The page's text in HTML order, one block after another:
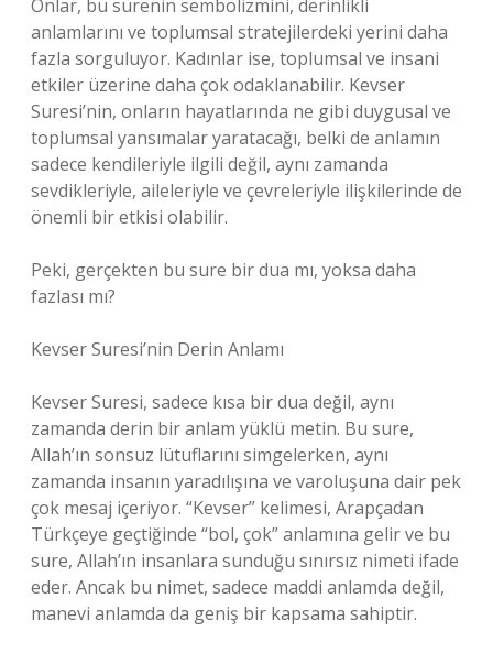
Onlar, bu surenin sembolizmini, derinlikli
anlamlarını ve toplumsal stratejilerdeki yerini daha
fazla sorguluyor. Kadınlar ise, toplumsal ve insani
etkiler üzerine daha çok odaklanabilir. Kevser
Suresi’nin, onların hayatlarında ne gibi duygusal ve
toplumsal yansımalar yaratacağı, belki de anlamın
sadece kendileriyle ilgili değil, aynı zamanda
sevdikleriyle, aileleriyle ve çevreleriyle ilişkilerinde de
önemli bir etkisi olabilir.
Peki, gerçekten bu sure bir dua mı, yoksa daha
fazlası mı?
Kevser Suresi’nin Derin Anlamı
Kevser Suresi, sadece kısa bir dua değil, aynı
zamanda derin bir anlam yüklü metin. Bu sure,
Allah’ın sonsuz lütuflarını simgelerken, aynı
zamanda insanın yaradılışına ve varoluşuna dair pek
çok mesaj içeriyor. “Kevser” kelimesi, Arapçadan
Türkçeye geçtiğinde “bol, çok” anlamına gelir ve bu
sure, Allah’ın insanlara sunduğu sınırsız nimeti ifade
eder. Ancak bu nimet, sadece maddi anlamda değil,
manevi anlamda da geniş bir kapsama sahiptir.